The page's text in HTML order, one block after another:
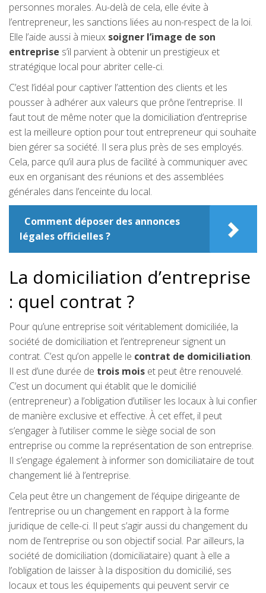
personnes morales. Au-delà de cela, elle évite à
l’entrepreneur, les sanctions liées au non-respect de la loi.
Elle l’aide aussi à mieux soigner l’image de son
entreprise s’il parvient à obtenir un prestigieux et
stratégique local pour abriter celle-ci.
C’est l’idéal pour captiver l’attention des clients et les
pousser à adhérer aux valeurs que prône l’entreprise. Il
faut tout de même noter que la domiciliation d’entreprise
est la meilleure option pour tout entrepreneur qui souhaite
bien gérer sa société. Il sera plus près de ses employés.
Cela, parce qu’il aura plus de facilité à communiquer avec
eux en organisant des réunions et des assemblées
générales dans l’enceinte du local.
Comment déposer des annonces
légales officielles ?
La domiciliation d’entreprise
: quel contrat ?
Pour qu’une entreprise soit véritablement domiciliée, la
société de domiciliation et l’entrepreneur signent un
contrat. C’est qu’on appelle le contrat de domiciliation.
Il est d’une durée de trois mois et peut être renouvelé.
C’est un document qui établit que le domicilié
(entrepreneur) a l’obligation d’utiliser les locaux à lui confier
de manière exclusive et effective. À cet effet, il peut
s’engager à l’utiliser comme le siège social de son
entreprise ou comme la représentation de son entreprise.
Il s’engage également à informer son domiciliataire de tout
changement lié à l’entreprise.
Cela peut être un changement de l’équipe dirigeante de
l’entreprise ou un changement en rapport à la forme
juridique de celle-ci. Il peut s’agir aussi du changement du
nom de l’entreprise ou son objectif social. Par ailleurs, la
société de domiciliation (domiciliataire) quant à elle a
l’obligation de laisser à la disposition du domicilié, ses
locaux et tous les équipements qui peuvent servir ce